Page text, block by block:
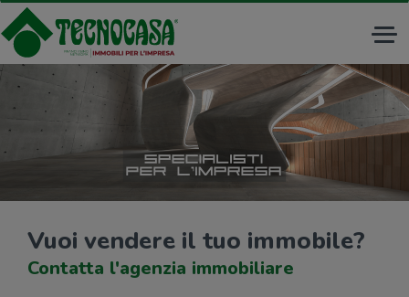
Vuoi vendere il tuo immobile?
Contatta l'agenzia immobiliare